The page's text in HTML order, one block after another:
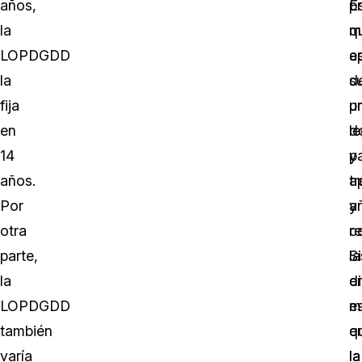
años,
la
LOPDGDD
la
fija
en
14
años.
Por
otra
parte,
la
LOPDGDD
también
varía
y
la
y
la